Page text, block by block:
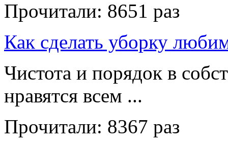
Прочитали: 8651 раз
Как сделать уборку
Чистота и порядок в
нравятся всем ...
Прочитали: 8367 раз